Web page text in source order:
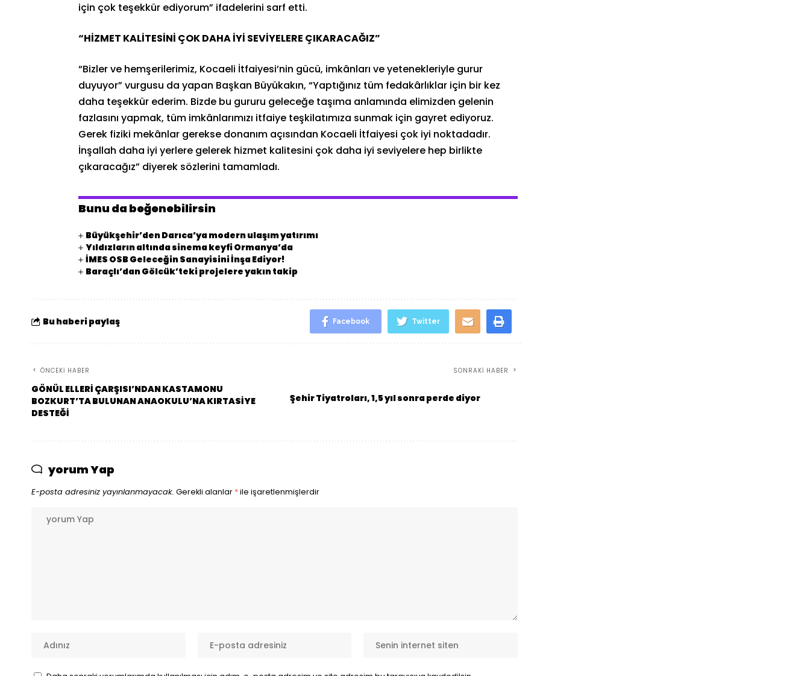
için çok teşekkür ediyorum” ifadelerini sarf etti.
“HİZMET KALİTESİNİ ÇOK DAHA İYİ SEVİYELERE ÇIKARACAĞIZ”
“Bizler ve hemşerilerimiz, Kocaeli İtfaiyesi’nin gücü, imkânları ve yetenekleriyle gurur
duyuyor” vurgusu da yapan Başkan Büyükakın, “Yaptığınız tüm fedakârlıklar için bir kez
daha teşekkür ederim. Bizde bu gururu geleceğe taşıma anlamında elimizden gelenin
fazlasını yapmak, tüm imkânlarımızı itfaiye teşkilatımıza sunmak için gayret ediyoruz.
Gerek fiziki mekânlar gerekse donanım açısından Kocaeli İtfaiyesi çok iyi noktadadır.
İnşallah daha iyi yerlere gelerek hizmet kalitesini çok daha iyi seviyelere hep birlikte
çıkaracağız” diyerek sözlerini tamamladı.
Bunu da beğenebilirsin
Büyükşehir’den Darıca’ya modern ulaşım yatırımı
Yıldızların altında sinema keyfi Ormanya’da
İMES OSB Geleceğin Sanayisini İnşa Ediyor!
Baraçlı’dan Gölcük’teki projelere yakın takip
Bu haberi paylaş Facebook Twitter
ÖNCEKI HABER
GÖNÜL ELLERİ ÇARŞISI’NDAN KASTAMONU
BOZKURT’TA BULUNAN ANAOKULU’NA KIRTASİYE
DESTEĞİ
SONRAKI HABER
Şehir Tiyatroları, 1,5 yıl sonra perde diyor
yorum Yap
E-posta adresiniz yayınlanmayacak. Gerekli alanlar *ile işaretlenmişlerdir